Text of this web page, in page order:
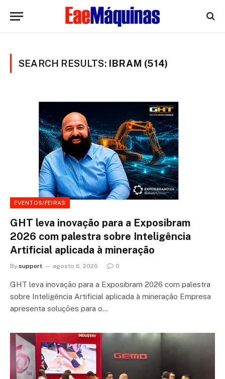
SEARCH RESULTS: IBRAM (514)
EVENTOS/FEIRAS
GHT leva inovação para a Exposibram
2026 com palestra sobre Inteligência
Artificial aplicada à mineração
By support agosto 6, 2026 0
GHT leva inovação para a Exposibram 2026 com palestra
sobre Inteligência Artificial aplicada à mineração Empresa
apresenta soluções para o…